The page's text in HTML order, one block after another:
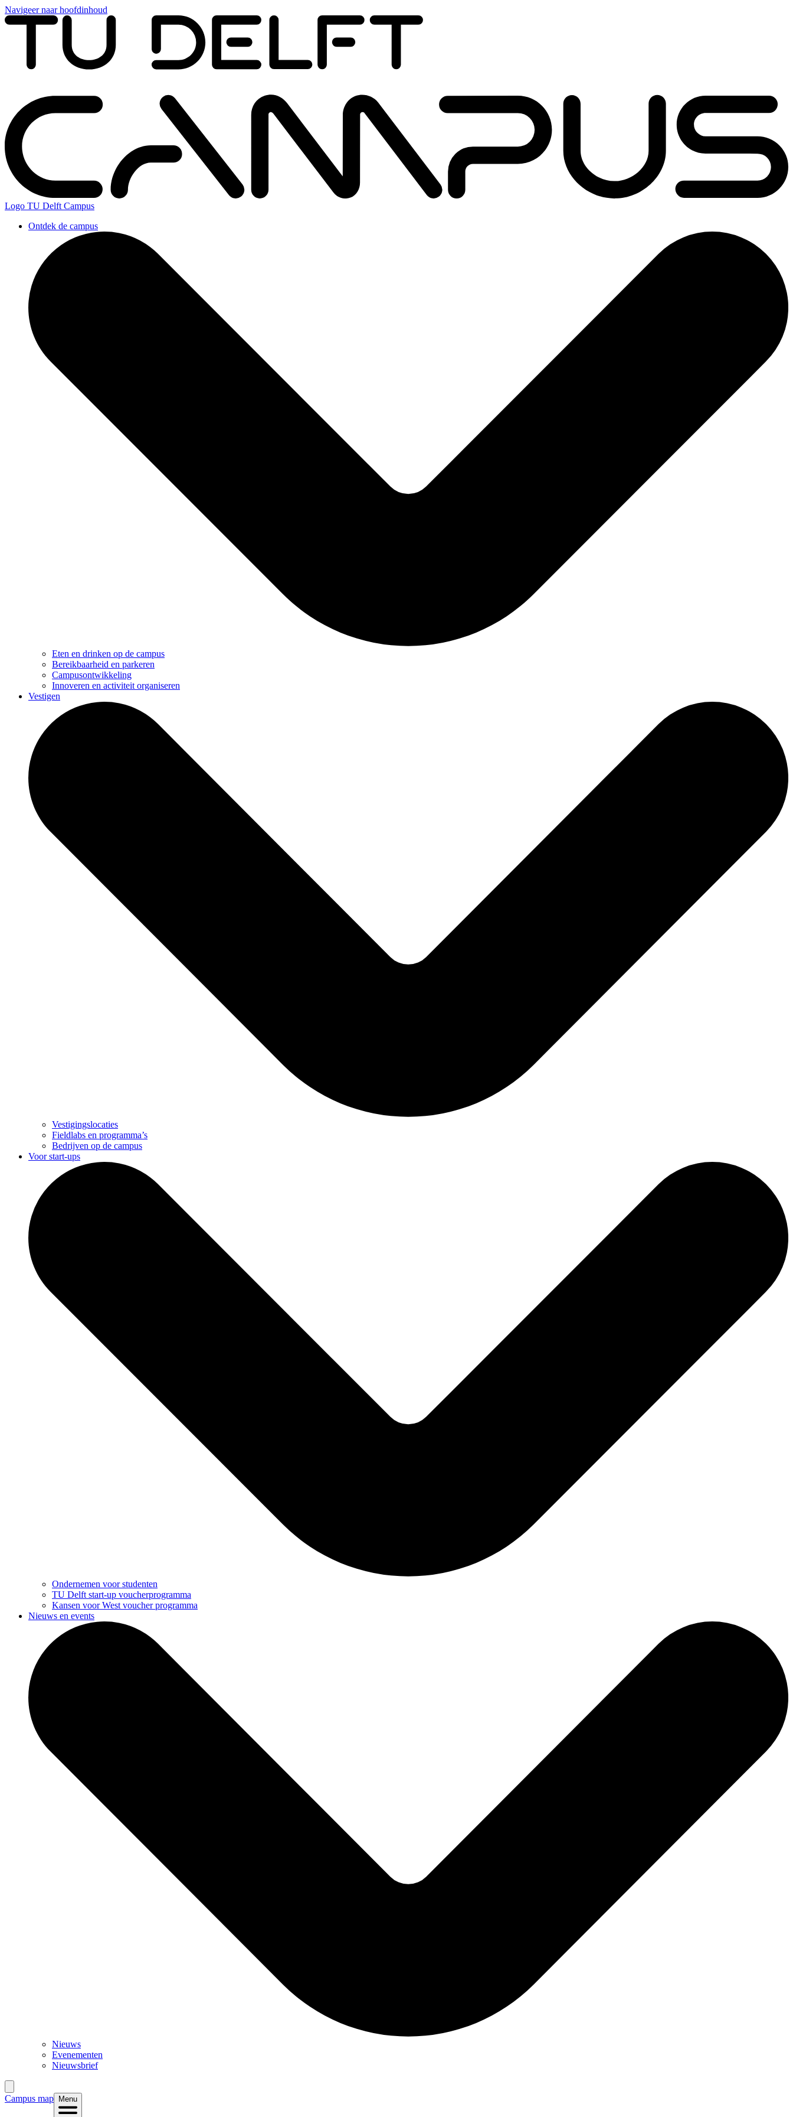
Navigeer naar hoofdinhoud
Logo TU Delft Campus
Ontdek de campus
Eten en drinken op de campus
Bereikbaarheid en parkeren
Campusontwikkeling
Innoveren en activiteit organiseren
Vestigen
Vestigingslocaties
Fieldlabs en programma’s
Bedrijven op de campus
Voor start-ups
Ondernemen voor studenten
TU Delft start-up voucherprogramma
Kansen voor West voucher programma
Nieuws en events
Nieuws
Evenementen
Nieuwsbrief
Campus map Menu